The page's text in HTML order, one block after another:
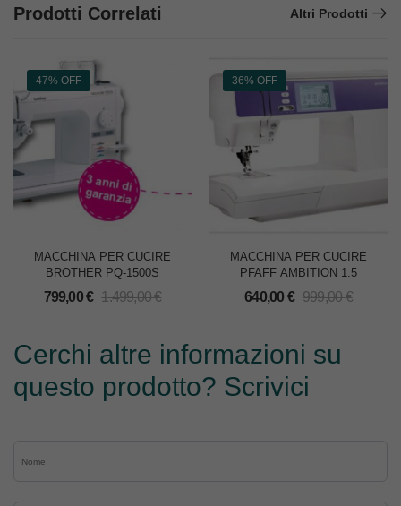
Prodotti Correlati Altri Prodotti
47% OFF
MACCHINA PER CUCIRE
BROTHER PQ-1500S
799,00€ 1.499,00€
36% OFF
MACCHINA PER CUCIRE
PFAFF AMBITION 1.5
640,00 € 999,00€
Cerchi altre informazioni su
questo prodotto? Scrivici